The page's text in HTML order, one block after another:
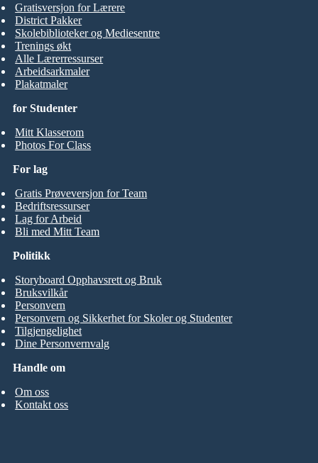
for Studenter
Mitt Klasserom
Photos For Class
Gratisversjon for Lærere
District Pakker
Skolebiblioteker og Mediesentre
Trenings økt
Alle Lærerressurser
Arbeidsarkmaler
Plakatmaler
For lag
Gratis Prøveversjon for Team
Bedriftsressurser
Lag for Arbeid
Bli med Mitt Team
Handle om
Om oss
Kontakt oss
Politikk
Storyboard Opphavsrett og Bruk
Bruksvilkår
Personvern
Personvern og Sikkerhet for Skoler og Studenter
Tilgjengelighet
Dine Personvernvalg